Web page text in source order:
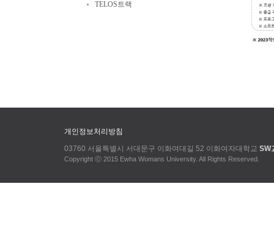
TELOS트랙
개인정보처리방침
03760 서울특별시 서대문구 이화여대길 52 이화여자대학교 SW
Copyright ⓒ 2015 Ewha Womans University. All Rights Reserved.